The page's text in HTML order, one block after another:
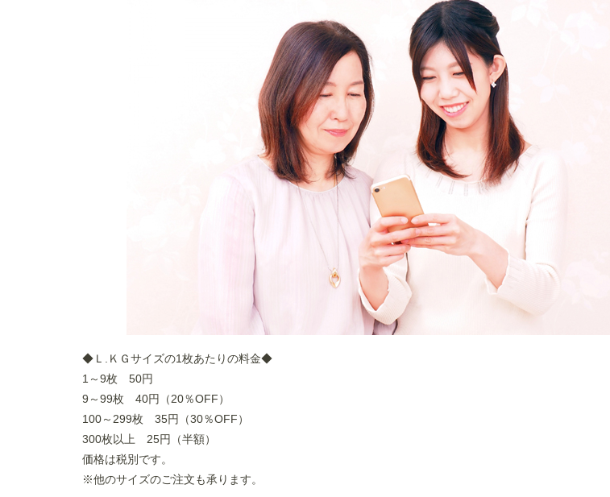
◆Ｌ.ＫＧサイズの1枚あたりの料金◆
1～9枚 50円
9～99枚 40円（20％OFF）
100～299枚 35円（30％OFF）
300枚以上 25円（半額）
価格は税別です。
※他のサイズのご注文も承ります。